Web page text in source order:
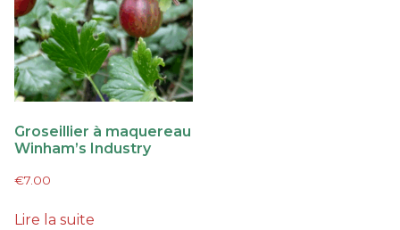
Groseillier à maquereau
Winham’s Industry
€7.00
Lire la suite